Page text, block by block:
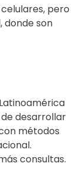
pero
donde son
desarrollar
métodos
consultas.